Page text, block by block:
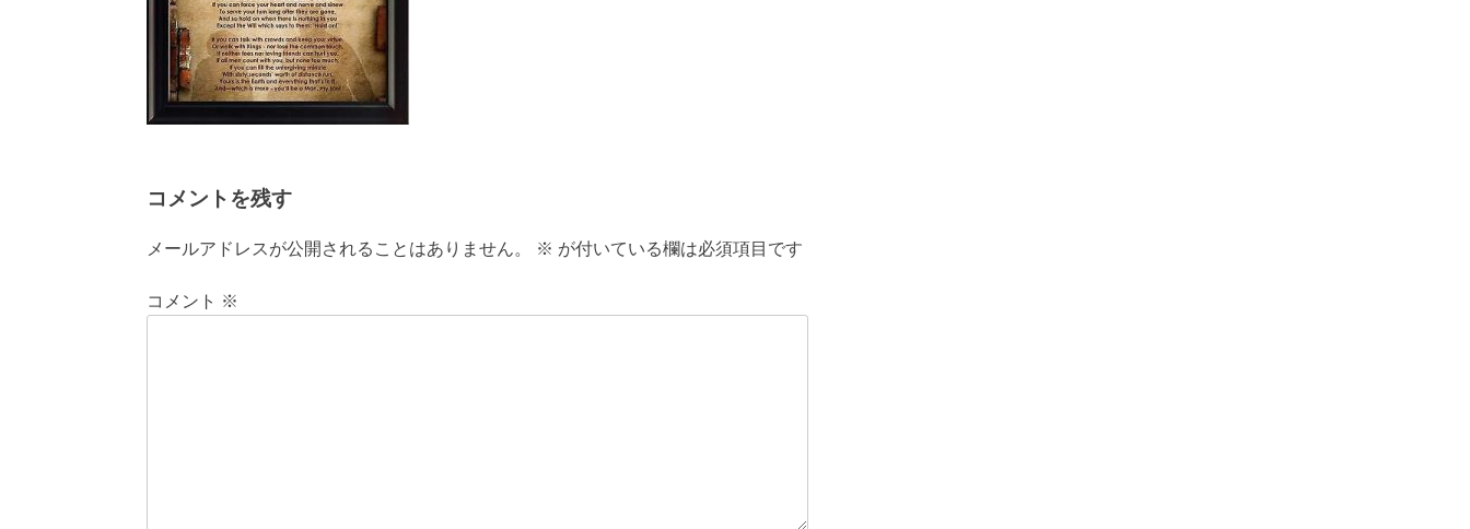
コメントを残す
メールアドレスが公開されることはありません。 ※ が付いている欄は必須項目です
コメント ※